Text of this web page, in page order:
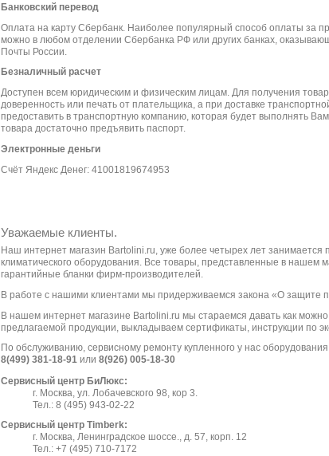
Банковский перевод
Оплата на карту Сбербанк. Наиболее популярный способ оплаты за
можно в любом отделении Сбербанка РФ или других банках,
Почты России.
Безналичный расчет
Доступен всем юридическим и физическим лицам. Для получения
доверенность или печать от плательщика, а при доставке
предоставить в транспортную компанию, которая будет выполнять
товара достаточно предъявить паспорт.
Электронные деньги
Счёт Яндекс Денег: 41001819674953
Уважаемые клиенты.
Наш интернет магазин Bartolini.ru, уже более четырех лет занимается
климатического оборудования. Все товары, представленные в нашем
гарантийные бланки фирм-производителей.
В работе с нашими клиентами мы придерживаемся закона «О защите
В нашем интернет магазине Bartolini.ru мы стараемся давать как
предлагаемой продукции, выкладываем сертификаты, инструкции по
По обслуживанию, сервисному ремонту купленного у нас
8(499) 381-18-91 или 8(926) 005-18-30
Сервисный центр БиЛюкс:
г. Москва, ул. Лобачевского 98, кор 3.
Тел.: 8 (495) 943-02-22
Сервисный центр Timberk:
г. Москва, Ленинградское шоссе., д. 57, корп. 12
Тел.: +7 (495) 710-7172